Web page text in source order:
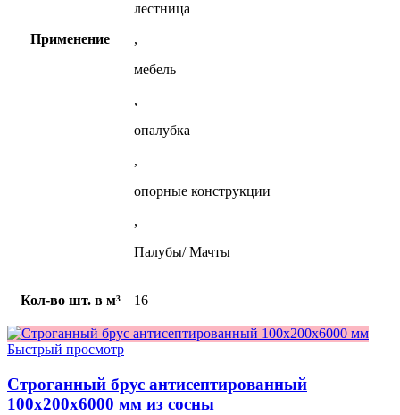
Применение
лестница
,
мебель
,
опалубка
,
опорные конструкции
,
Палубы/ Мачты
Кол-во шт. в м³ 16
Быстрый просмотр
Строганный брус антисептированный
100x200x6000 мм из сосны